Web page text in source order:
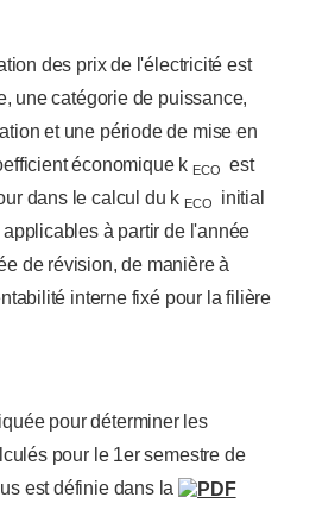
des prix de l'électricité est
une catégorie de puissance,
et une période de mise en
économique k ECO
est
dans le calcul du k ECO
initial
à partir de l'année
de révision, de manière à
interne fixé pour la filière
pour déterminer les
pour le 1er semestre de
est définie dans la